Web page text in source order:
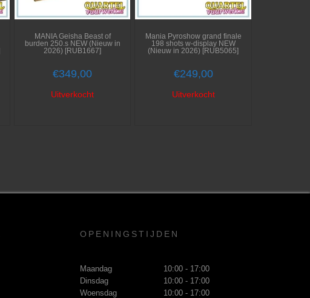
MANIA Geisha Beast of
burden 250.s NEW (Nieuw in
2026) [RUB1667]
€349,00
Uitverkocht
Mania Pyroshow grand finale
198 shots w-display NEW
(Nieuw in 2026) [RUB5065]
€249,00
Uitverkocht
OPENINGSTIJDEN
Maandag
10:00 - 17:00
Dinsdag
10:00 - 17:00
Woensdag
10:00 - 17:00